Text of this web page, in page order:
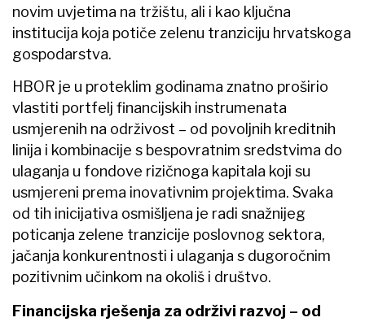
novim uvjetima na tržištu, ali i kao ključna
institucija koja potiče zelenu tranziciju hrvatskoga
gospodarstva.
HBOR je u proteklim godinama znatno proširio
vlastiti portfelj financijskih instrumenata
usmjerenih na održivost – od povoljnih kreditnih
linija i kombinacije s bespovratnim sredstvima do
ulaganja u fondove rizičnoga kapitala koji su
usmjereni prema inovativnim projektima. Svaka
od tih inicijativa osmišljena je radi snažnijeg
poticanja zelene tranzicije poslovnog sektora,
jačanja konkurentnosti i ulaganja s dugoročnim
pozitivnim učinkom na okoliš i društvo.
Financijska rješenja za održivi razvoj – od